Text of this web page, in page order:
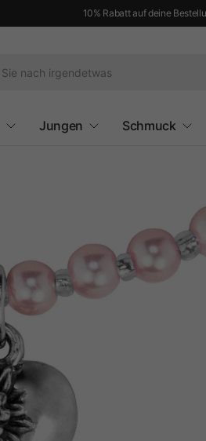
10% Rabatt auf deine
Jungen Schmuck